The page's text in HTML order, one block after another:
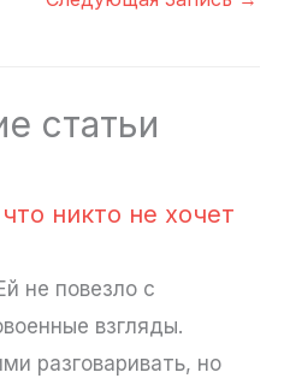
статьи
никто не хочет
не повезло с
взгляды.
разговаривать, но